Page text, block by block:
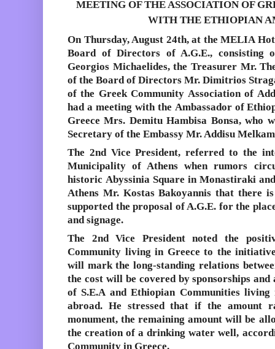
MEETING OF THE ASSOCIATION OF
WITH THE ETHIOPIAN
On Thursday, August 24th, at the MELIA
Board of Directors of A.G.E., consisting
Georgios Michaelides, the Treasurer Mr.
of the Board of Directors Mr. Dimitrios
of the Greek Community Association of
had a meeting with the Ambassador of
Greece Mrs. Demitu Hambisa Bonsa, who
Secretary of the Embassy Mr. Addisu
The 2nd Vice President, referred to the
Municipality of Athens when rumors
historic Abyssinia Square in Monastiraki
Athens Mr. Kostas Bakoyannis that there
supported the proposal of A.G.E. for the
and signage.
The 2nd Vice President noted the
Community living in Greece to the
will mark the long-standing relations
the cost will be covered by sponsorships
of S.E.A and Ethiopian Communities
abroad. He stressed that if the amount
monument, the remaining amount will be
the creation of a drinking water well,
Community in Greece.